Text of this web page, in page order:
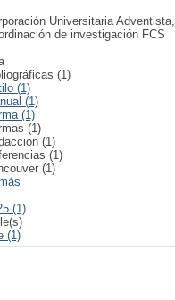
Universitaria Adventista,
de investigación FCS
(1)
(1)
(1)
(1)
(1)
(1)
(1)
(1)
(1)
(1)